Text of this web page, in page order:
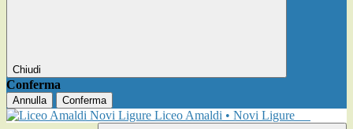
Chiudi
Conferma
Annulla Conferma
Liceo Amaldi • Novi Ligure